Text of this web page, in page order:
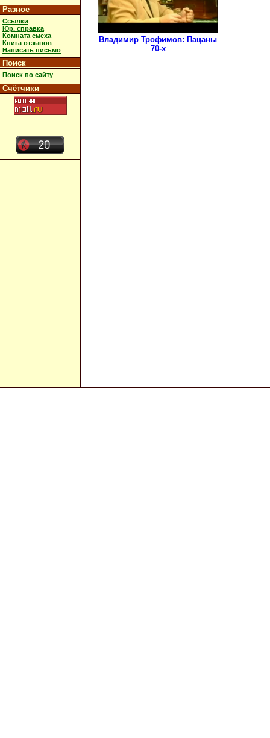
Разное
Ссылки
Юр. справка
Комната смеха
Книга отзывов
Написать письмо
Поиск
Поиск по сайту
Счётчики
Владимир Трофимов: Пацаны
70-х